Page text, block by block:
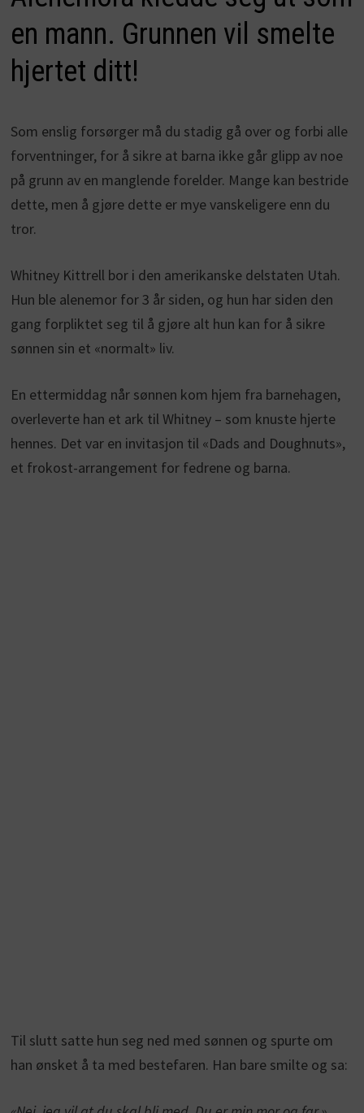
en mann. Grunnen vil smelte
hjertet ditt!
Som enslig forsørger må du stadig gå over og forbi alle
forventninger, for å sikre at barna ikke går glipp av noe
på grunn av en manglende forelder. Mange kan bestride
dette, men å gjøre dette er mye vanskeligere enn du
tror.
Whitney Kittrell bor i den amerikanske delstaten Utah.
Hun ble alenemor for 3 år siden, og hun har siden den
gang forpliktet seg til å gjøre alt hun kan for å sikre
sønnen sin et «normalt» liv.
En ettermiddag når sønnen kom hjem fra barnehagen,
overleverte han et ark til Whitney – som knuste hjerte
hennes. Det var en invitasjon til «Dads and Doughnuts»,
et frokost-arrangement for fedrene og barna.
Til slutt satte hun seg ned med sønnen og spurte om
han ønsket å ta med bestefaren. Han bare smilte og sa: